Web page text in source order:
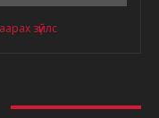
зүйлс